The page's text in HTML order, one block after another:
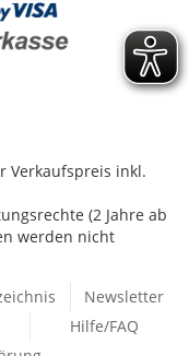
Verkaufspreis inkl.
(2 Jahre ab
werden nicht
Newsletter
Hilfe/FAQ